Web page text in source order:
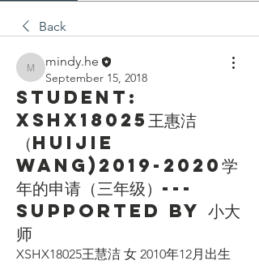
Back
mindy.he
mindy.he
September 15, 2018
Student:
XSHX18025王惠洁
（Huijie
Wang)2019-2020学
年的申请（三年级）---
Supported by 小大
师
XSHX18025王慧洁 女 2010年12月出生